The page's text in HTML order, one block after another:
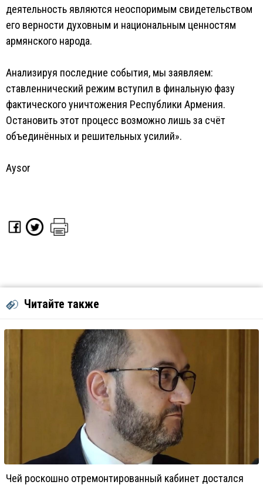
деятельность являются неоспоримым свидетельством
его верности духовным и национальным ценностям
армянского народа.
Анализируя последние события, мы заявляем:
ставленнический режим вступил в финальную фазу
фактического уничтожения Республики Армения.
Остановить этот процесс возможно лишь за счёт
объединённых и решительных усилий».
Aysor
Читайте также
Чей роскошно отремонтированный кабинет достался